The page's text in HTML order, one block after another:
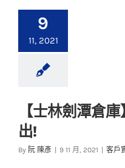
9
11, 2021
時
【士林劍潭倉
出!
By 阮 陳彥 | 9 11 月, 2021 | 客戶